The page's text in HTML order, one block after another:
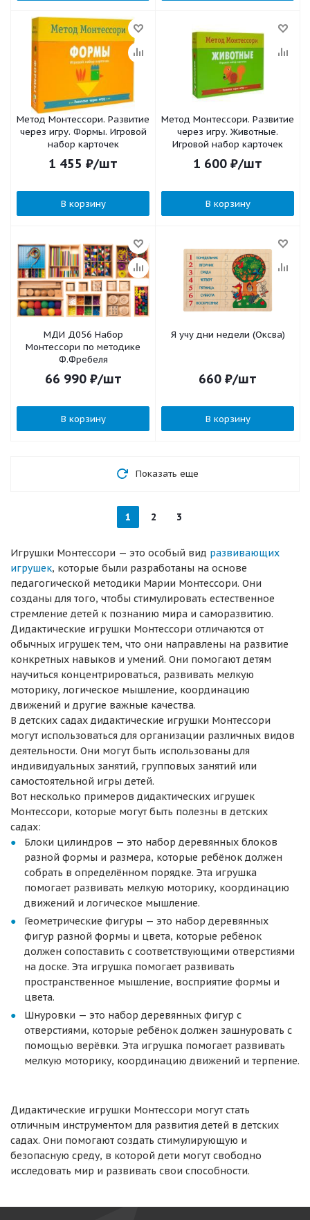
Метод Монтесcори. Развитие
через игру. Формы. Игровой
набор карточек
1 455 ₽/шт
В корзину
Метод Монтесcори. Развитие
через игру. Животные.
Игровой набор карточек
1 600 ₽/шт
В корзину
МДИ Д056 Набор
Монтессори по методике
Ф.Фребеля
66 990₽/шт
В корзину
Я учу дни недели (Оксва)
660 ₽/шт
В корзину
Показать еще
1 2 3
Игрушки Монтессори — это особый вид развивающих
игрушек, которые были разработаны на основе
педагогической методики Марии Монтессори. Они
созданы для того, чтобы стимулировать естественное
стремление детей к познанию мира и саморазвитию.
Дидактические игрушки Монтессори отличаются от
обычных игрушек тем, что они направлены на развитие
конкретных навыков и умений. Они помогают детям
научиться концентрироваться, развивать мелкую
моторику, логическое мышление, координацию
движений и другие важные качества.
В детских садах дидактические игрушки Монтессори
могут использоваться для организации различных видов
деятельности. Они могут быть использованы для
индивидуальных занятий, групповых занятий или
самостоятельной игры детей.
Вот несколько примеров дидактических игрушек
Монтессори, которые могут быть полезны в детских
садах:
Блоки цилиндров — это набор деревянных блоков
разной формы и размера, которые ребёнок должен
собрать в определённом порядке. Эта игрушка
помогает развивать мелкую моторику, координацию
движений и логическое мышление.
Геометрические фигуры — это набор деревянных
фигур разной формы и цвета, которые ребёнок
должен сопоставить с соответствующими отверстиями
на доске. Эта игрушка помогает развивать
пространственное мышление, восприятие формы и
цвета.
Шнуровки — это набор деревянных фигур с
отверстиями, которые ребёнок должен зашнуровать с
помощью верёвки. Эта игрушка помогает развивать
мелкую моторику, координацию движений и терпение.
Дидактические игрушки Монтессори могут стать
отличным инструментом для развития детей в детских
садах. Они помогают создать стимулирующую и
безопасную среду, в которой дети могут свободно
исследовать мир и развивать свои способности.